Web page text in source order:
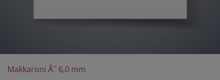
Makkaroni Ã˜ 6,0 mm